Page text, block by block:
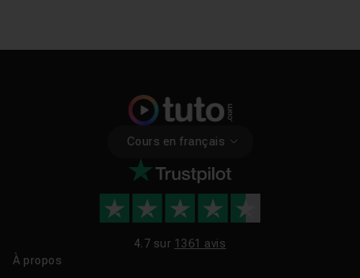
Cours en français
4.7 sur 1361 avis
À propos